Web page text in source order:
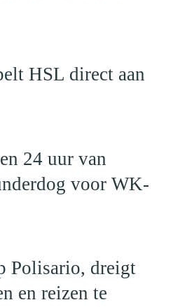
HSL direct aan
24 uur van
voor WK-
Polisario, dreigt
en reizen te